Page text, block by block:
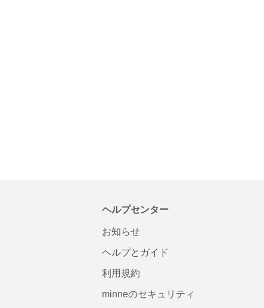
ヘルプセンター
お知らせ
ヘルプとガイド
利用規約
minneのセキュリティ